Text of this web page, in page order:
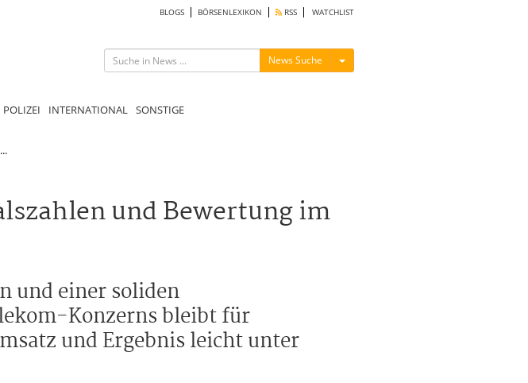
BLOGS BÖRSENLEXIKON RSS WATCHLIST
News Suche Menü ein-/ausblenden
POLIZEI INTERNATIONAL SONSTIGE
und Bewertung im
und einer soliden
Konzerns bleibt für
und Ergebnis leicht unter